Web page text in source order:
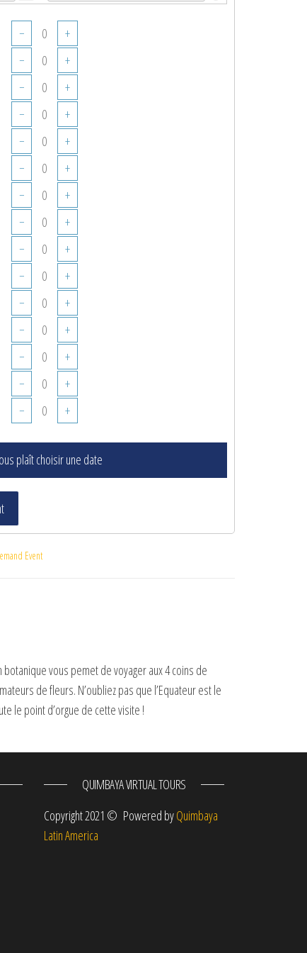
−
+
−
+
−
+
−
+
−
+
−
+
−
+
−
+
−
+
−
+
−
+
−
+
−
+
−
+
− +
plaît choisir une date
Event
vous pemet de voyager aux 4 coins de
de fleurs. N’oubliez pas que l’Equateur est le
le point d’orgue de cette visite !
QUIMBAYA VIRTUAL TOURS
Copyright 2021 © Powered byQuimbaya
Latin America